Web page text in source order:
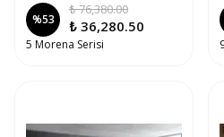
%53
₺ 76,380.00
₺ 36,280.50
5 Morena Serisi